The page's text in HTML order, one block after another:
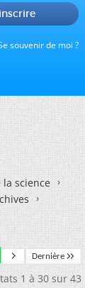
souvenir de moi ?
la science
Dernière
1 à 30 sur 43